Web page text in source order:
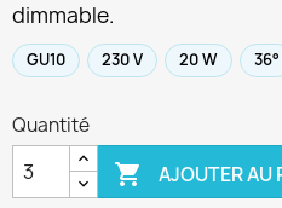
dimmable.
GU10 230 V 20 W 36°
Quantité
 AJOUTER AU